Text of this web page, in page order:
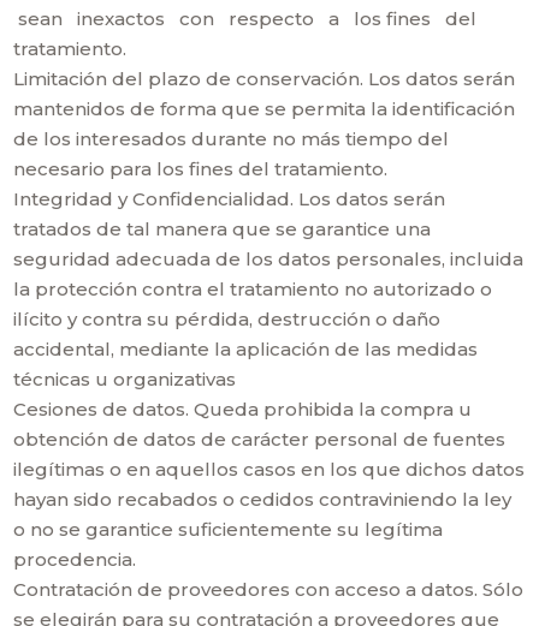
sean inexactos con respecto a los fines del
tratamiento.
Limitación del plazo de conservación. Los datos serán
mantenidos de forma que se permita la identificación
de los interesados durante no más tiempo del
necesario para los fines del tratamiento.
Integridad y Confidencialidad. Los datos serán
tratados de tal manera que se garantice una
seguridad adecuada de los datos personales, incluida
la protección contra el tratamiento no autorizado o
ilícito y contra su pérdida, destrucción o daño
accidental, mediante la aplicación de las medidas
técnicas u organizativas
Cesiones de datos. Queda prohibida la compra u
obtención de datos de carácter personal de fuentes
ilegítimas o en aquellos casos en los que dichos datos
hayan sido recabados o cedidos contraviniendo la ley
o no se garantice suficientemente su legítima
procedencia.
Contratación de proveedores con acceso a datos. Sólo
se elegirán para su contratación a proveedores que